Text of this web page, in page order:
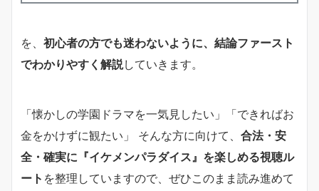
を、 初心者の方でも迷わないように、結論ファースト
でわかりやすく解説していきます。
「懐かしの学園ドラマを一気見したい」「できればお
金をかけずに観たい」 そんな方に向けて、 合法・安
全・確実に『イケメンパラダイス』を楽しめる視聴ル
ート を整理していますので、ぜひこのまま読み進めて